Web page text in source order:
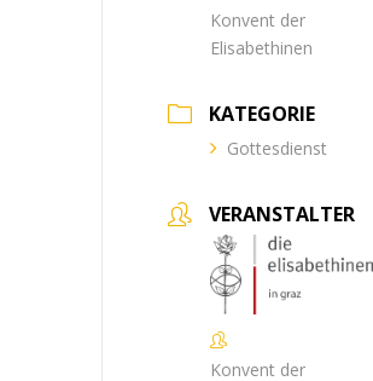
Konvent der
Elisabethinen
KATEGORIE
Gottesdienst
VERANSTALTER
Konvent der